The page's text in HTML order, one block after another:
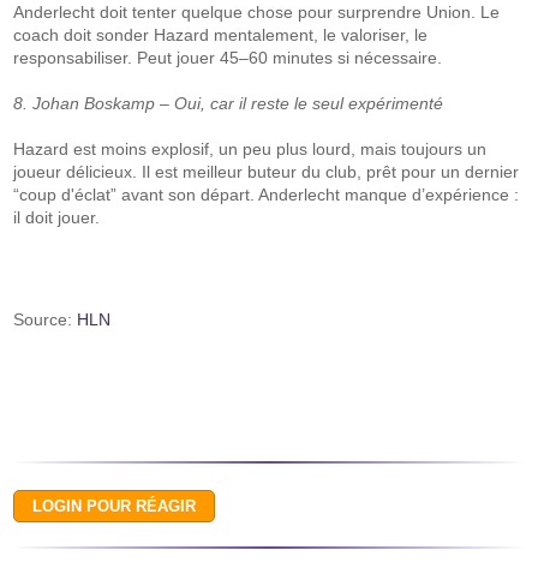
Anderlecht doit tenter quelque chose pour surprendre Union. Le
coach doit sonder Hazard mentalement, le valoriser, le
responsabiliser. Peut jouer 45–60 minutes si nécessaire.
8. Johan Boskamp – Oui, car il reste le seul expérimenté
Hazard est moins explosif, un peu plus lourd, mais toujours un
joueur délicieux. Il est meilleur buteur du club, prêt pour un dernier
“coup d'éclat” avant son départ. Anderlecht manque d’expérience :
il doit jouer.
Source: HLN